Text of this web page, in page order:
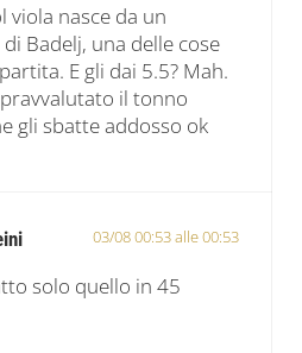
viola nasce da un
Badelj, una delle cose
E gli dai 5.5? Mah.
il tonno
gli sbatte addosso ok
03/08 00:53 alle 00:53
solo quello in 45